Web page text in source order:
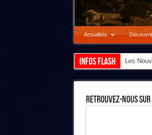
Actualités
Infos flash Les
Retrouvez-Nous